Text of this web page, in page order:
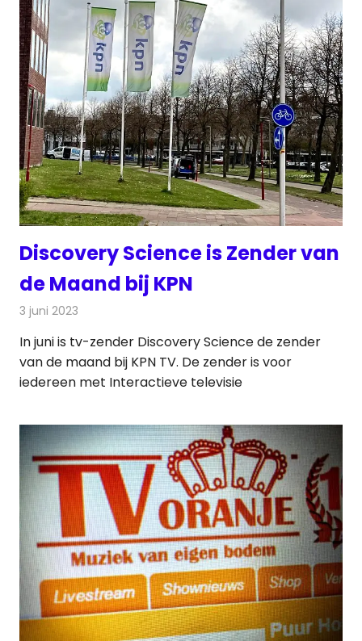
Discovery Science is Zender van
de Maand bij KPN
3 juni 2023
In juni is tv-zender Discovery Science de zender
van de maand bij KPN TV. De zender is voor
iedereen met Interactieve televisie